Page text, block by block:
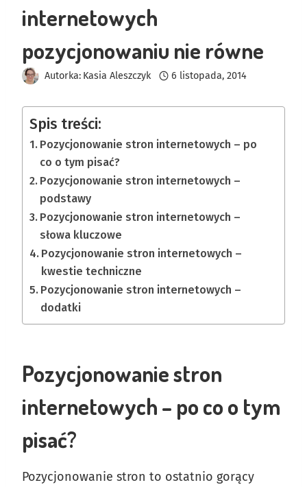
internetowych
pozycjonowaniu nie równe
Autorka: Kasia Aleszczyk 6 listopada, 2014
Spis treści:
Pozycjonowanie stron internetowych – po
co o tym pisać?
Pozycjonowanie stron internetowych –
podstawy
Pozycjonowanie stron internetowych –
słowa kluczowe
Pozycjonowanie stron internetowych –
kwestie techniczne
Pozycjonowanie stron internetowych –
dodatki
Pozycjonowanie stron
internetowych – po co o tym
pisać?
Pozycjonowanie stron to ostatnio gorący